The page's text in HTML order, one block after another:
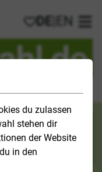
du zulassen
stehen dir
der Website
in den
Meine
DE EN